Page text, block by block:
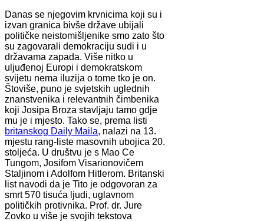
Danas se njegovim krvnicima koji su i
izvan granica bivše države ubijali
političke neistomišljenike smo zato što
su zagovarali demokraciju sudi i u
državama zapada. Više nitko u
uljuđenoj Europi i demokratskom
svijetu nema iluzija o tome tko je on.
Štoviše, puno je svjetskih uglednih
znanstvenika i relevantnih čimbenika
koji Josipa Broza stavljaju tamo gdje
mu je i mjesto. Tako se, prema listi
britanskog Daily Maila, nalazi na 13.
mjestu rang-liste masovnih ubojica 20.
stoljeća. U društvu je s Mao Ce
Tungom, Josifom Visarionovičem
Staljinom i Adolfom Hitlerom. Britanski
list navodi da je Tito je odgovoran za
smrt 570 tisuća ljudi, uglavnom
političkih protivnika. Prof. dr. Jure
Zovko u više je svojih tekstova